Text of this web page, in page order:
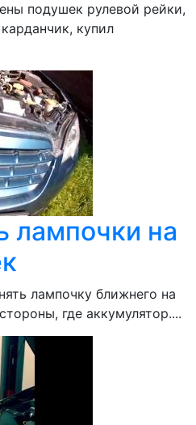
подушек рулевой рейки,
купил
лампочки на
лампочку ближнего на
где аккумулятор....